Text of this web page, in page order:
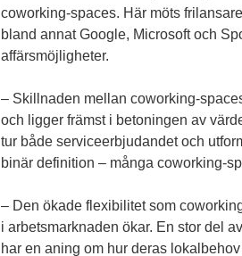
coworking-spaces. Här möts
bland annat Google, Microsoft och
affärsmöjligheter.
– Skillnaden mellan coworking-
och ligger främst i betoningen av
tur både serviceerbjudandet och
binär definition – många coworking-
– Den ökade flexibilitet som
i arbetsmarknaden ökar. En stor del
har en aning om hur deras